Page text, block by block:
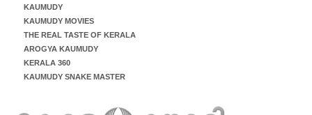
KAUMUDY
KAUMUDY MOVIES
THE REAL TASTE OF KERALA
AROGYA KAUMUDY
KERALA 360
KAUMUDY SNAKE MASTER